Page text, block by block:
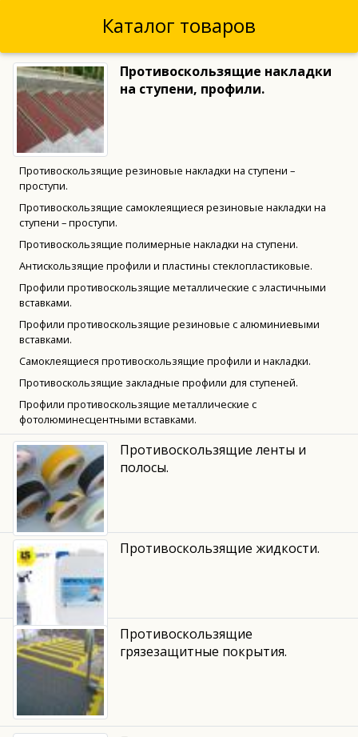
Каталог товаров
Противоскользящие накладки
на ступени, профили.
Противоскользящие резиновые накладки на ступени –
проступи.
Противоскользящие самоклеящиеся резиновые накладки на
ступени – проступи.
Противоскользящие полимерные накладки на ступени.
Антискользящие профили и пластины стеклопластиковые.
Профили противоскользящие металлические с эластичными
вставками.
Профили противоскользящие резиновые с алюминиевыми
вставками.
Самоклеящиеся противоскользящие профили и накладки.
Противоскользящие закладные профили для ступеней.
Профили противоскользящие металлические с
фотолюминесцентными вставками.
Противоскользящие ленты и
полосы.
Противоскользящие жидкости.
Противоскользящие
грязезащитные покрытия.